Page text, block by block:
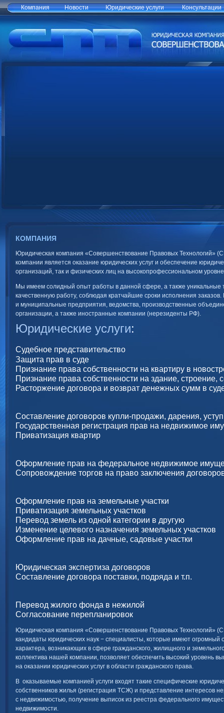
Компания Новости Юридические услуги Консультации
КОМПАНИЯ
Юридическая компания «Совершенствование Правовых Технологий»
компании является оказание юридических услуг и обеспечение
организаций, так и физических лиц на высокопрофессиональном
Мы имеем солидный опыт работы в данной сфере, а также уникальные
качественную работу, соблюдая кратчайшие сроки исполнения
и муниципальные предприятия, ведомства, производственные
организации, а также иностранные компании (нерезиденты РФ).
Юридические услуги:
Судебное представительство
Защита прав в суде
Признание права собственности на квартиру в
Признание права собственности на здание, строение,
Расторжение договора и возврат денежных сумм в
Составление договоров купли-продажи, дарения,
Государственная регистрация прав на недвижимое
Приватизация квартир
Оформление прав на федеральное недвижимое
Сопровождение торгов на право заключения
Оформление прав на земельные участки
Приватизация земельных участков
Перевод земель из одной категории в другую
Изменение целевого назначения земельных участков
Оформление прав на дачные, садовые участки
Юридическая экспертиза договоров
Составление договора поставки, подряда и т.п.
Перевод жилого фонда в нежилой
Согласование перепланировок
Юридическая компания «Совершенствование Правовых Технологий»
кандидаты юридических наук − специалисты, которые имеют огромный
характера, возникающих в сфере гражданского, жилищного и
коллектива нашей компании, позволяет обеспечить высокий уровень
на оказании юридических услуг в области гражданского права.
В оказываемые компанией услуги входят такие специфические
собственников жилья (регистрация ТСЖ) и представление интересов
с недвижимостью, получение выписок из реестра федерального
недвижимости.